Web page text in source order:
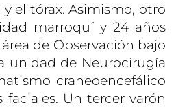
el tórax. Asimismo, otro
marroquí y 24 años
de Observación bajo
unidad de Neurocirugía
craneoencefálico
faciales. Un tercer varón